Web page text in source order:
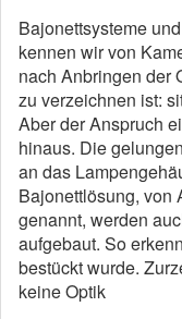
Bajonettsysteme
kennen wir von
nach Anbringen der
zu verzeichnen ist:
Aber der Anspruch
hinaus. Die
an das
Bajonettlösung, von
genannt, werden
aufgebaut. So
bestückt wurde.
keine Optik